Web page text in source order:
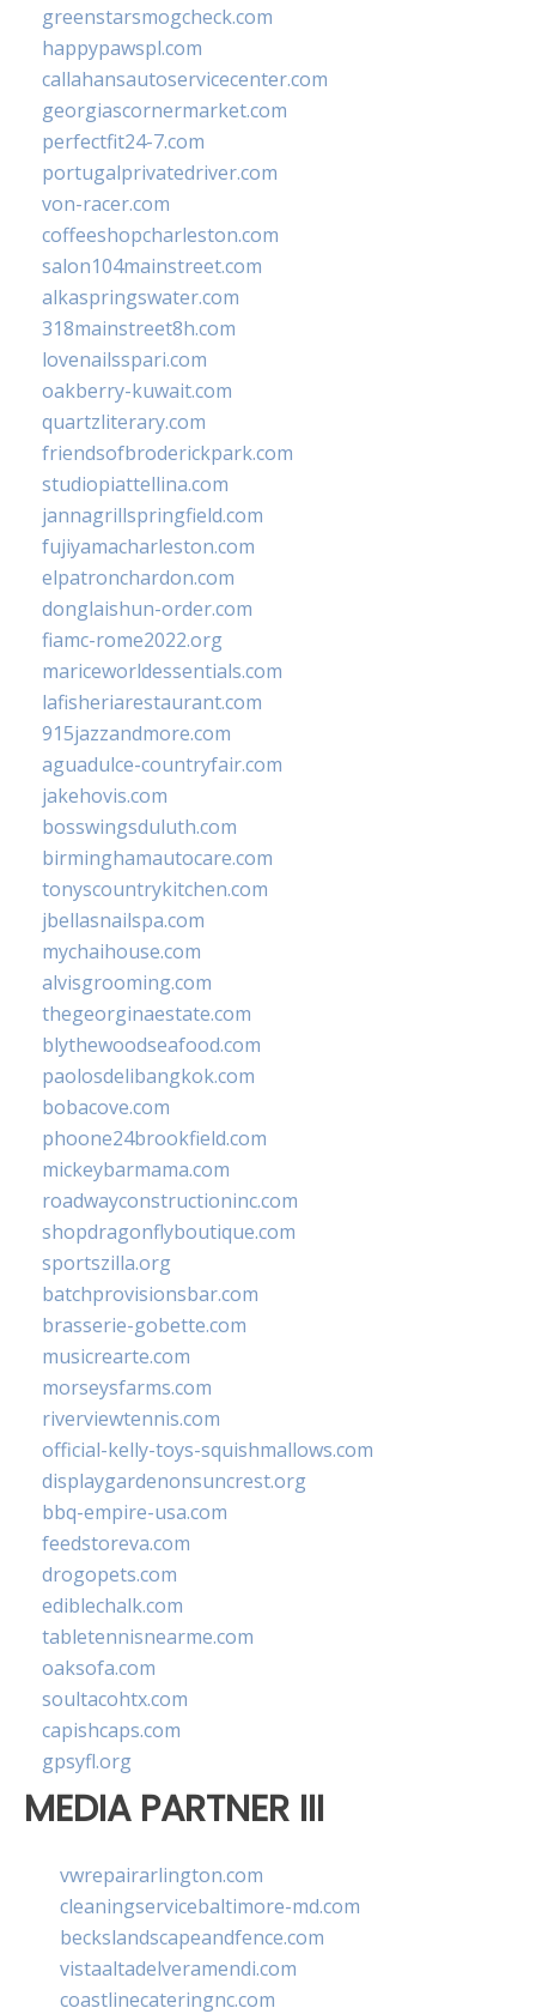
greenstarsmogcheck.com
happypawspl.com
callahansautoservicecenter.com
georgiascornermarket.com
perfectfit24-7.com
portugalprivatedriver.com
von-racer.com
coffeeshopcharleston.com
salon104mainstreet.com
alkaspringswater.com
318mainstreet8h.com
lovenailsspari.com
oakberry-kuwait.com
quartzliterary.com
friendsofbroderickpark.com
studiopiattellina.com
jannagrillspringfield.com
fujiyamacharleston.com
elpatronchardon.com
donglaishun-order.com
fiamc-rome2022.org
mariceworldessentials.com
lafisheriarestaurant.com
915jazzandmore.com
aguadulce-countryfair.com
jakehovis.com
bosswingsduluth.com
birminghamautocare.com
tonyscountrykitchen.com
jbellasnailspa.com
mychaihouse.com
alvisgrooming.com
thegeorginaestate.com
blythewoodseafood.com
paolosdelibangkok.com
bobacove.com
phoone24brookfield.com
mickeybarmama.com
roadwayconstructioninc.com
shopdragonflyboutique.com
sportszilla.org
batchprovisionsbar.com
brasserie-gobette.com
musicrearte.com
morseysfarms.com
riverviewtennis.com
official-kelly-toys-squishmallows.com
displaygardenonsuncrest.org
bbq-empire-usa.com
feedstoreva.com
drogopets.com
ediblechalk.com
tabletennisnearme.com
oaksofa.com
soultacohtx.com
capishcaps.com
gpsyfl.org
MEDIA PARTNER III
vwrepairarlington.com
cleaningservicebaltimore-md.com
beckslandscapeandfence.com
vistaaltadelveramendi.com
coastlinecateringnc.com